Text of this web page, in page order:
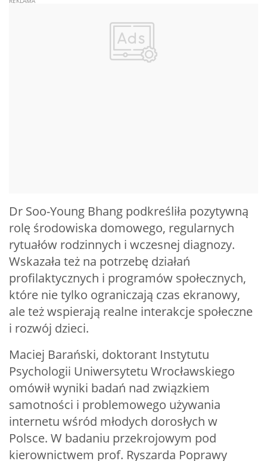
Dr Soo-Young Bhang podkreśliła pozytywną
rolę środowiska domowego, regularnych
rytuałów rodzinnych i wczesnej diagnozy.
Wskazała też na potrzebę działań
profilaktycznych i programów społecznych,
które nie tylko ograniczają czas ekranowy,
ale też wspierają realne interakcje społeczne
i rozwój dzieci.
Maciej Barański, doktorant Instytutu
Psychologii Uniwersytetu Wrocławskiego
omówił wyniki badań nad związkiem
samotności i problemowego używania
internetu wśród młodych dorosłych w
Polsce. W badaniu przekrojowym pod
kierownictwem prof. Ryszarda Poprawy